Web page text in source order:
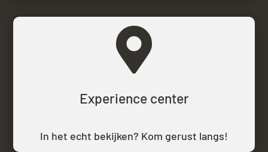

Experience center
In het echt bekijken? Kom gerust langs!